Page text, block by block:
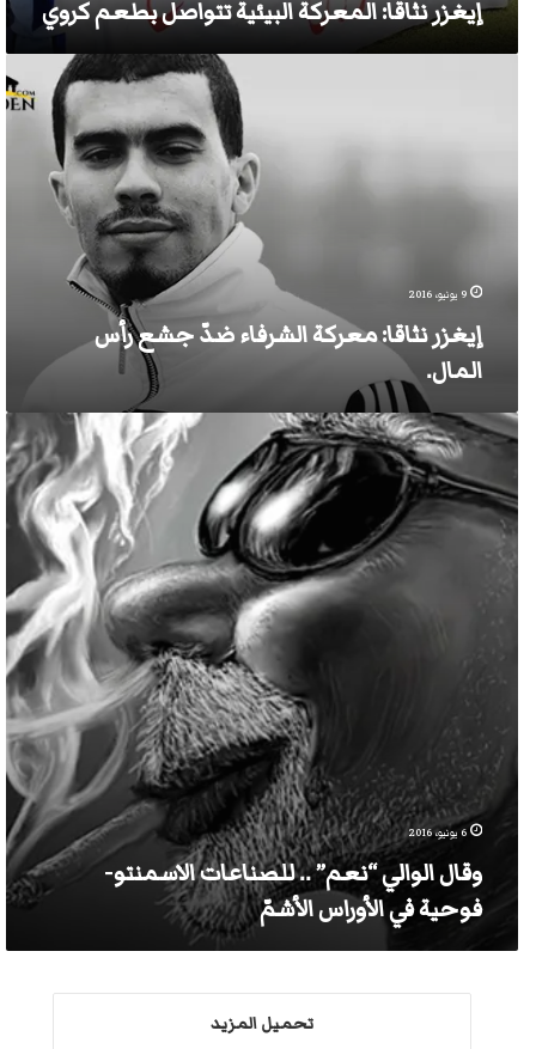
إيغزر نثاقا: المعركة البيئية تتواصل بطعم كروي
جشع
9 يونيو، 2016
إيغزر نثاقا: معركة الشرفاء ضدّ جشع رأس
المال.
وقال
الوالي
“نعم”
..
للصناعات
الاسمنتو-
فوحية
الأوراس
6 يونيو، 2016
وقال الوالي “نعم” .. للصناعات الاسمنتو-
فوحية في الأوراس الأشمّ
تحميل المزيد